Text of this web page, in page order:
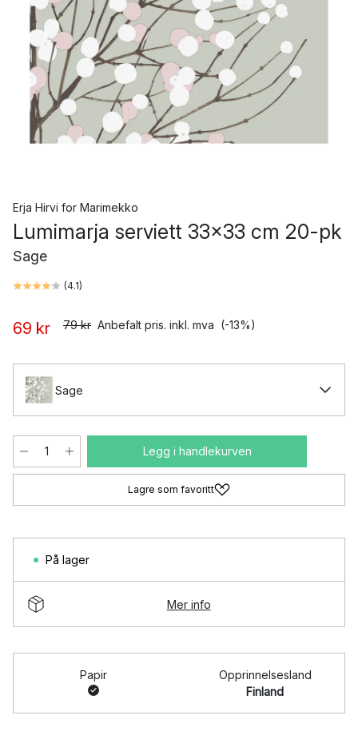
Erja Hirvi for Marimekko
Lumimarja serviett 33x33 cm 20-pk
Sage
(4.1)
69 kr 79 kr Anbefalt pris. inkl. mva (-13%)
Sage
Legg i handlekurven
Lagre som favoritt
På lager
Mer info
Papir
Opprinnelsesland
Finland